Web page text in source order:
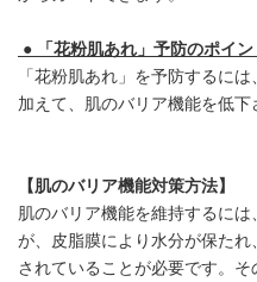
● 「花粉肌あれ」予防のポイン
「花粉肌あれ」を予防するに
加えて、肌のバリア機能を低下
【肌のバリア機能対策方法】
肌のバリア機能を維持するに
が、皮脂膜により水分が保た
されていることが必要です。